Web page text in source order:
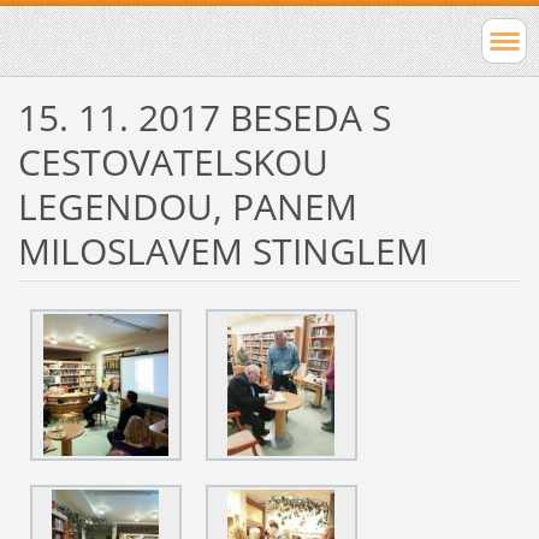
15. 11. 2017 BESEDA S
CESTOVATELSKOU
LEGENDOU, PANEM
MILOSLAVEM STINGLEM